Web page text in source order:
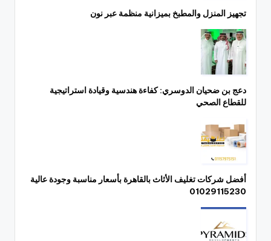
تجهيز المنزل والمطبخ بميزانية منظمة عبر نون
دعج بن ضحيان الدوسري: كفاءة هندسية وقيادة استراتيجية
للقطاع الصحي
أفضل شركات تغليف الأثاث بالقاهرة بأسعار مناسبة وجودة عالية
01029115230